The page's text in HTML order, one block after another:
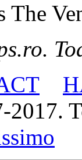
The
2017.